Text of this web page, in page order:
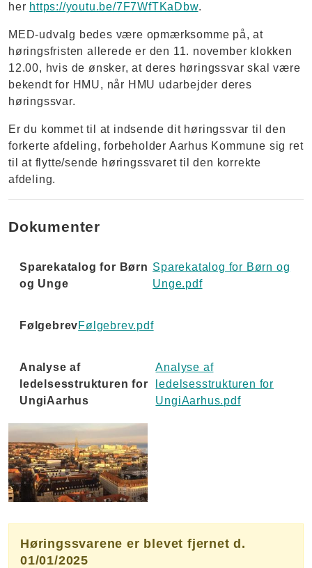
her https://youtu.be/7F7WfTKaDbw.
MED-udvalg bedes være opmærksomme på, at
høringsfristen allerede er den 11. november klokken
12.00, hvis de ønsker, at deres høringssvar skal være
bekendt for HMU, når HMU udarbejder deres
høringssvar.
Er du kommet til at indsende dit høringssvar til den
forkerte afdeling, forbeholder Aarhus Kommune sig ret
til at flytte/sende høringssvaret til den korrekte
afdeling.
Dokumenter
Sparekatalog for Børn og
Unge.pdf
Sparekatalog for Børn
og Unge
Følgebrev.pdf
Følgebrev
Analyse af
ledelsesstrukturen for
UngiAarhus.pdf
Analyse af
ledelsesstrukturen for
UngiAarhus
Aarhus - centrum
Høringssvarene er blevet fjernet d.
01/01/2025